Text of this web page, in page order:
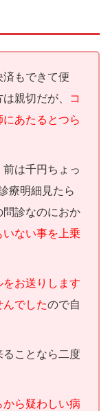
済もできて便
親切だが、 コ
あたるとつら
前は千円ちょっ
療明細見たら
診なのにおか
ない事を上乗
お送りします
でしたので自
ることなら二度
から疑わしい病